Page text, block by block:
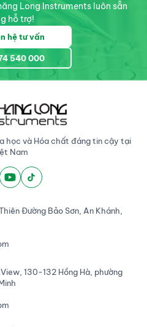
Long Instruments luôn sẵn
hỗ trợ!
hệ tư vấn
540 000
học và Hóa chất đáng tin cậy tại
Nam
Đường Bảo Sơn, An Khánh,
130-132 Hồng Hà, phường